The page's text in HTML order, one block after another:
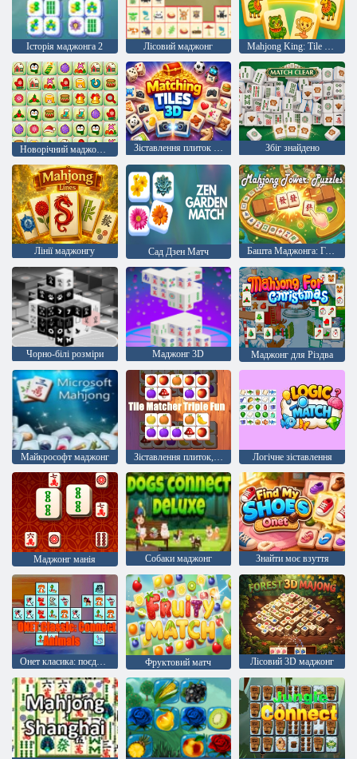
Історія маджонга 2 Лісовий маджонг
Зіставлення плиток 3D Збіг знайдено
Лінії маджонгу Сад Дзен Матч Башта Маджонга: Головоломки
Чорно-білі розміри Маджонг 3D Маджонг для Різдва
Майкрософт маджонг Логічне зіставлення
Маджонг манія Собаки маджонг Знайти моє взуття
Онет класика: поєднання тварин Фруктовий матч Лісовий 3D маджонг